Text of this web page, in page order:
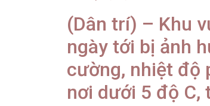
(Dân trí) – Khu
ngày tới bị ảnh
cường, nhiệt độ
nơi dưới 5 độ C,